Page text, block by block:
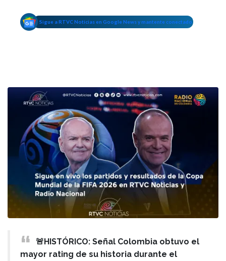
Sigue a RTVC Noticias en Google News y mantente conectado
🚨HISTÓRICO: Señal Colombia obtuvo el
mayor rating de su historia durante el